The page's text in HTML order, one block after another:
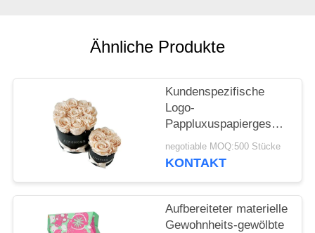
NACHRICHTEN
Ähnliche Produkte
Kundenspezifische
Logo-
runde Form für Blume
negotiable MOQ:500 Stücke
KONTAKT
Aufbereiteter materielle
Gewohnheits-gewölbte